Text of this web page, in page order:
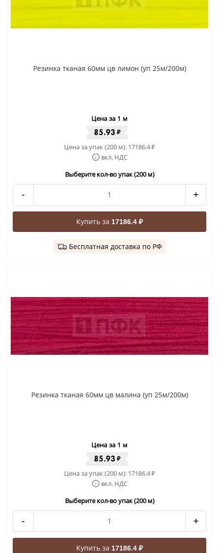
Резинка тканая 60мм цв лимон (уп 25м/200м)
Цена за 1 м
85.93 ₽
Цена за упак (200 м): 17186.4₽
вкл. НДС
Выберите кол-во упак (200 м)
- +
Купить за 17186.4 ₽
Бесплатная доставка по РФ
Резинка тканая 60мм цв малина (уп 25м/200м)
Цена за 1 м
85.93 ₽
Цена за упак (200 м): 17186.4₽
вкл. НДС
Выберите кол-во упак (200 м)
- +
Купить за 17186.4 ₽